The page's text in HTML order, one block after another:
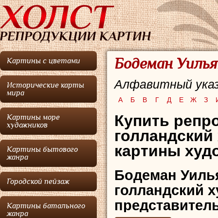
Картины с цветами
Исторические карты
мира
Картины море
художников
Картины бытового
жанра
Городской пейзаж
Картины батального
жанра
Бодеман
Алфавитный
А Б В Г Д Е Ж З
Купить
картины
Бодеман
голландский